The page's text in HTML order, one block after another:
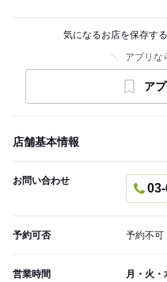
気になるお店を保存す
アプリな
ア
店舗基本情報
お問い合わせ
予約可否 予約不可
営業時間 月・火・